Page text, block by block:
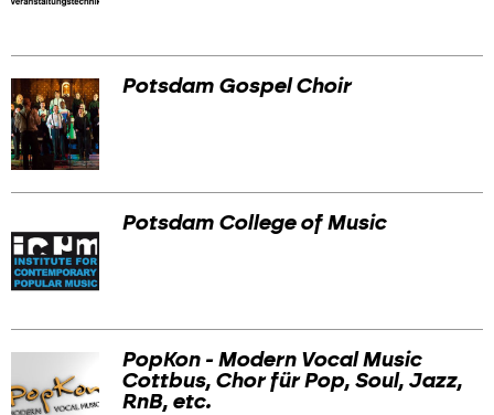
Potsdam Gospel Choir
Potsdam College of Music
PopKon - Modern Vocal Music
Cottbus, Chor für Pop, Soul, Jazz,
RnB, etc.